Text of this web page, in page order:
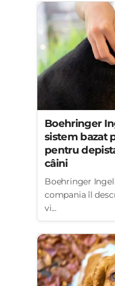
Boehringer
sistem bazat
pentru
câini
Boehringer
compania îl
vi...